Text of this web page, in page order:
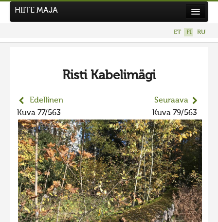
Hiite kuvavõistlus 2026
Hiisien kuvakilpailu 2025
2025 kuvakilpailu lisä
Liikuvad kuvad 2025
Hiisien kuvakilpailu 2024
2024 kuvakilpailu lisä
Liikkuvat kuvat 2024
Hiisien kuvakilpailu 2023
HIITE MAJA
ET FI RU
Risti Kabelimägi
Edellinen
Kuva 77/563
Seuraava
Kuva 79/563